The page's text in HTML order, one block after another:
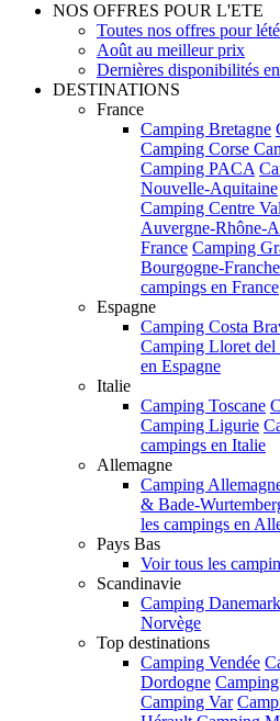
NOS OFFRES POUR L'ETE
Toutes nos offres pour lété
Août au meilleur prix
Dernières disponibilités
DESTINATIONS
France
Camping Bretagne
Camping Corse
Camping PACA
Nouvelle-Aquitaine
Camping Centre
Auvergne-Rhône-
France Camping
Bourgogne-
campings en France
Espagne
Camping Costa
Camping Lloret del
en Espagne
Italie
Camping Toscane
Camping Ligurie
campings en Italie
Allemagne
Camping
& Bade-
les campings en
Pays Bas
Voir tous les
Scandinavie
Camping Danemark
Norvège
Top destinations
Camping Vendée
Dordogne
Camping Var